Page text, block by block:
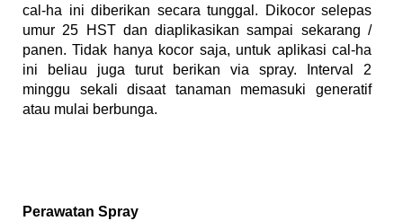
cal-ha ini diberikan secara tunggal. Dikocor selepas
umur 25 HST dan diaplikasikan sampai sekarang /
panen. Tidak hanya kocor saja, untuk aplikasi cal-ha
ini beliau juga turut berikan via spray. Interval 2
minggu sekali disaat tanaman memasuki generatif
atau mulai berbunga.
Perawatan Spray